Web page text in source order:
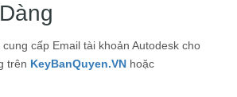
cung cấp Email tài khoản Autodesk cho
trên KeyBanQuyen.VN hoặc